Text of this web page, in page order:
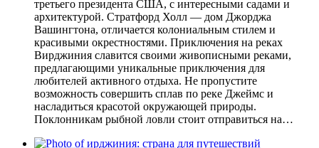
третьего президента США, с интересными садами и
архитектурой. Стратфорд Холл — дом Джорджа
Вашингтона, отличается колониальным стилем и
красивыми окрестностями. Приключения на реках
Вирджиния славится своими живописными реками,
предлагающими уникальные приключения для
любителей активного отдыха. Не пропустите
возможность совершить сплав по реке Джеймс и
насладиться красотой окружающей природы.
Поклонникам рыбной ловли стоит отправиться на…